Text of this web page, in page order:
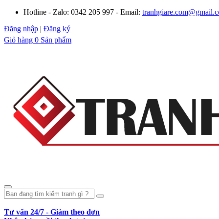
Hotline - Zalo: 0342 205 997 - Email:
Đăng nhập | Đăng ký
Giỏ hàng 0 Sản phẩm
Tư vấn 24/7 - Giảm theo đơn